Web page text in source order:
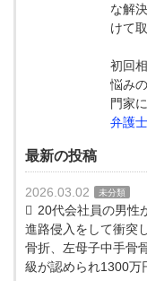
な解
けて
初回
悩み
門家
弁護
最新の投稿
2026.03.02 未分類
20代会社員の男性
進路侵入をして衝突
骨折、左母子中手骨
級が認められ1300万